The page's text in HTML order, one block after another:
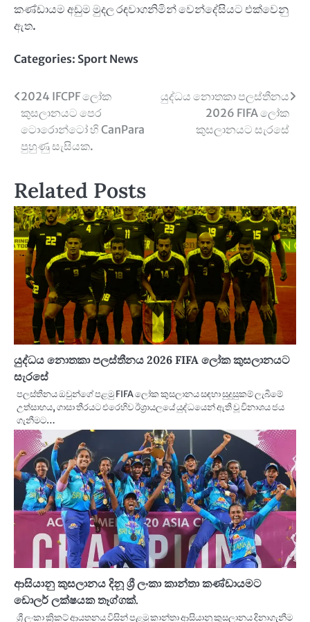
කණ්ඩායම අඩුම මුදල රඳවාගනිමින් වෙන්දේසියට එක්වෙනු
ඇත.
Categories: Sport News
Post
navigation
2024 IFCPF ලෝක
කුසලානයට පෙර
ටොරොන්ටෝ හි CanPara
පුහුණු සැසියක.
යුද්ධය නොතකා පලස්තීනය
2026 FIFA ලෝක
කුසලානයට සැරසේ
Related Posts
යුද්ධය නොතකා පලස්තීනය 2026 FIFA ලෝක කුසලානයට
සැරසේ
පලස්තීනය ඔවුන්ගේ පළමු FIFA ලෝක කුසලානය සඳහා සුදුසුකම් ලැබීමේ
උත්සාහය, ගාසා තීරයට එරෙහිව ඊශ්‍රායලයේ යුද්ධයෙන් ඇති වූ විනාශය ජය
ගැනීමට…
ආසියානු කුසලානය දිනූ ශ්‍රී ලංකා කාන්තා කණ්ඩායමට
ඩොලර් ලක්ෂයක තෑග්ගක්.
ශ්‍රී ලංකා ක්‍රිකට් ආයතනය විසින් පළමු කාන්තා ආසියානු කුසලානය දිනාගැනීම